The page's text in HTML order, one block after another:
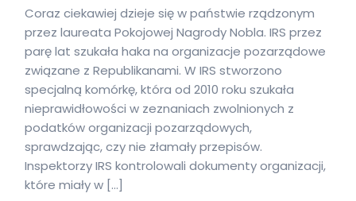
Coraz ciekawiej dzieje się w państwie rządzonym
przez laureata Pokojowej Nagrody Nobla. IRS przez
parę lat szukała haka na organizacje pozarządowe
związane z Republikanami. W IRS stworzono
specjalną komórkę, która od 2010 roku szukała
nieprawidłowości w zeznaniach zwolnionych z
podatków organizacji pozarządowych,
sprawdzając, czy nie złamały przepisów.
Inspektorzy IRS kontrolowali dokumenty organizacji,
które miały w […]